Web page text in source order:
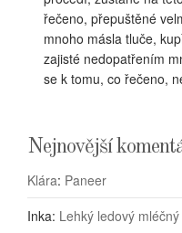
řečeno, přepuštěné
mnoho másla tluče,
zajisté nedopatřením
se k tomu, co řečeno,
Nejnovější
Klára: Paneer
Inka: Lehký ledový